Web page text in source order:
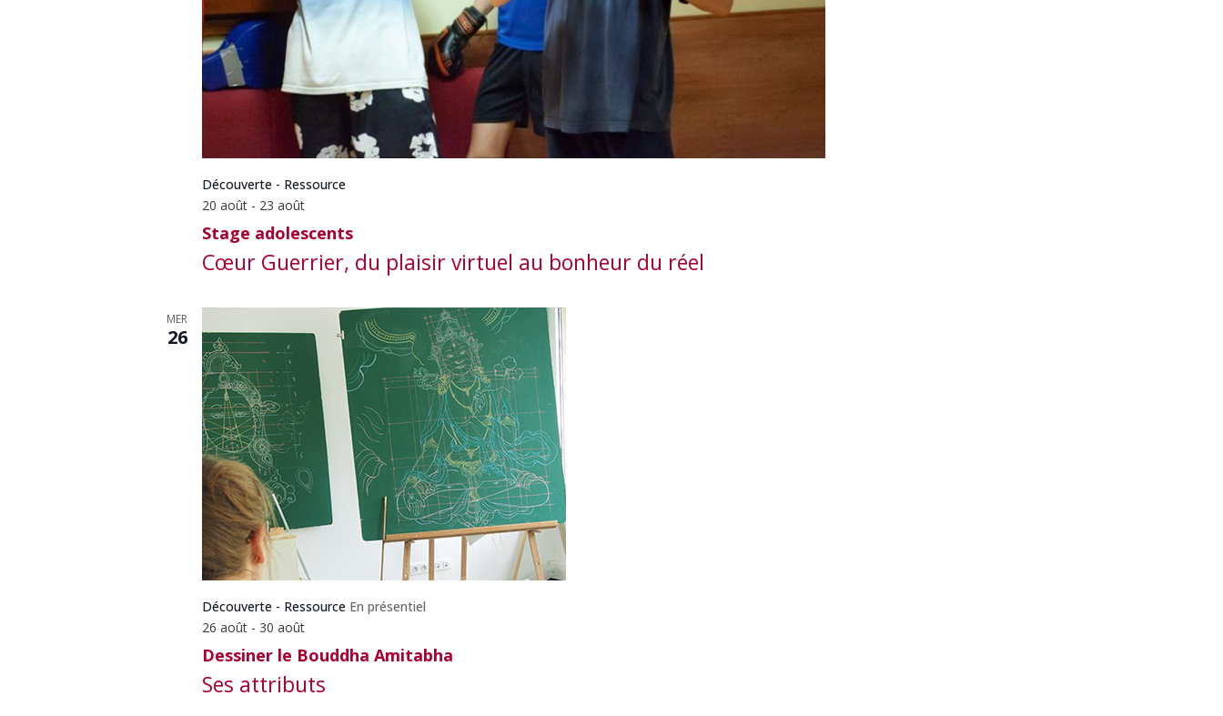
Découverte - Ressource
20 août- 23 août
Stage adolescents
Cœur Guerrier, du plaisir virtuel au bonheur du réel
MER
26
Découverte - Ressource En présentiel
26 août- 30 août
Dessiner le Bouddha Amitabha
Ses attributs